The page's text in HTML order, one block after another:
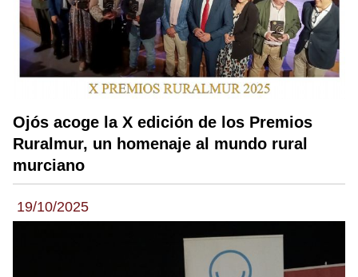
Ojós acoge la X edición de los Premios
Ruralmur, un homenaje al mundo rural
murciano
19/10/2025